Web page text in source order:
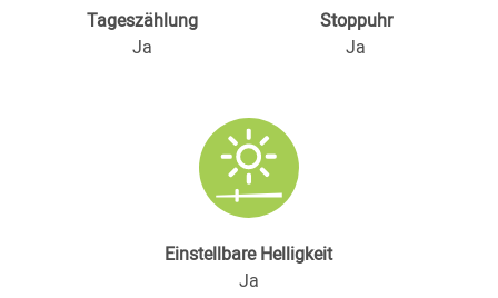
Tageszählung
Ja
Stoppuhr
Ja
Einstellbare Helligkeit
Ja